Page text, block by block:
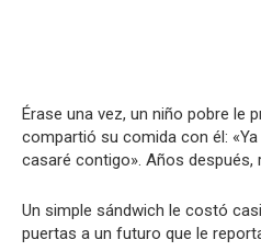
Érase una vez, un niño pobre le
compartió su comida con él:
casaré contigo». Años después,
Un simple sándwich le costó
puertas a un futuro que le